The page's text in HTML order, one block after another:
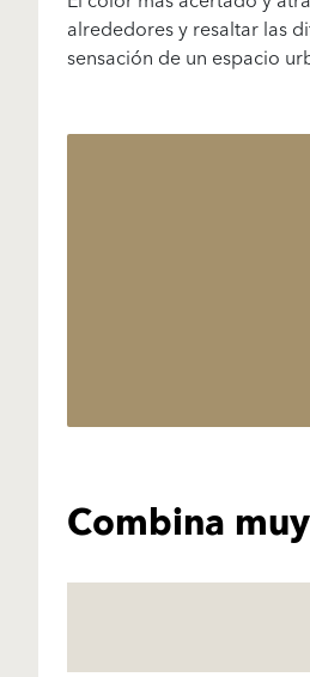
alrededores y resaltar las
sensación de un espacio
Combina